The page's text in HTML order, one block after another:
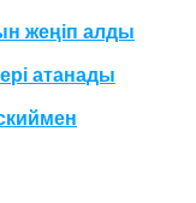
жеңіп алды
атанады